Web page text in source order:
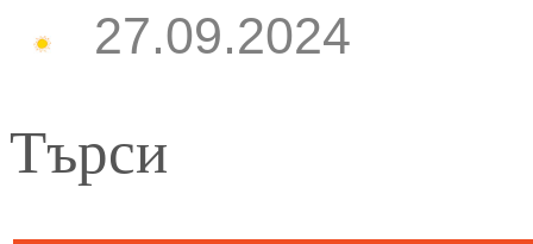
27.09.2024
Търси